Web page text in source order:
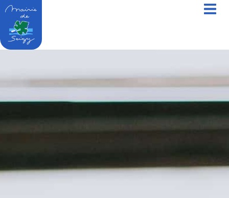
principal